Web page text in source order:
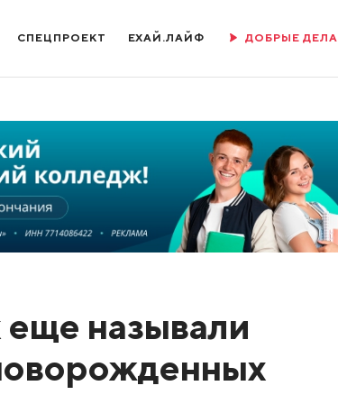
СПЕЦПРОЕКТ ЕХАЙ.ЛАЙФ ДОБРЫЕ ДЕЛА
называли